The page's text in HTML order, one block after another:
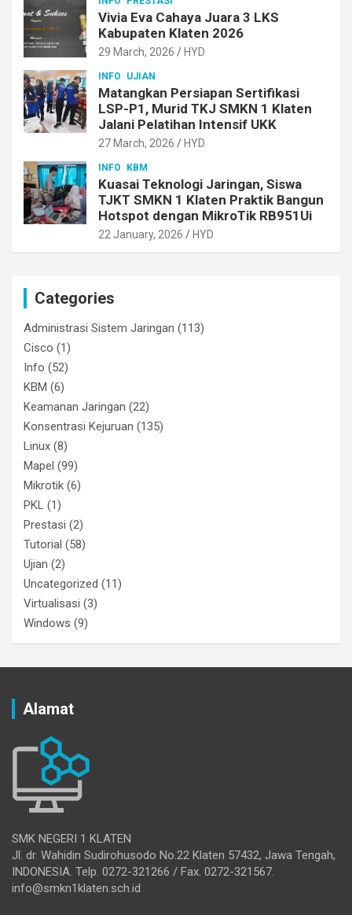
Vivia Eva Cahaya Juara 3 LKS
Kabupaten Klaten 2026
29 March, 2026 HYD
INFO UJIAN
Matangkan Persiapan Sertifikasi
LSP-P1, Murid TKJ SMKN 1 Klaten
Jalani Pelatihan Intensif UKK
27 March, 2026 HYD
INFO KBM
Kuasai Teknologi Jaringan, Siswa
TJKT SMKN 1 Klaten Praktik Bangun
Hotspot dengan MikroTik RB951Ui
22 January, 2026 HYD
Categories
Administrasi Sistem Jaringan (113)
Cisco (1)
Info (52)
KBM (6)
Keamanan Jaringan (22)
Konsentrasi Kejuruan (135)
Linux (8)
Mapel (99)
Mikrotik (6)
PKL (1)
Prestasi (2)
Tutorial (58)
Ujian (2)
Uncategorized (11)
Virtualisasi (3)
Windows (9)
Alamat
SMK NEGERI 1 KLATEN
Jl. dr. Wahidin Sudirohusodo No.22 Klaten 57432, Jawa Tengah,
INDONESIA. Telp. 0272-321266 / Fax. 0272-321567.
info@smkn1klaten.sch.id